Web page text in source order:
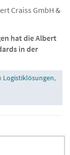
Craiss GmbH &
hat die Albert
in der
Logistiklösungen,